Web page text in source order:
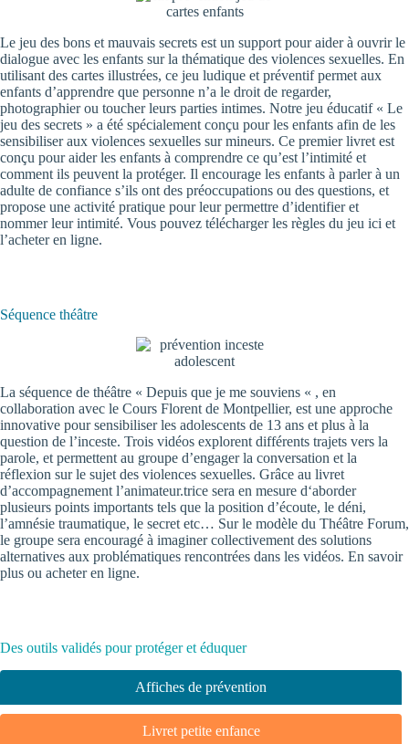
Le jeu des bons et mauvais secrets est un support pour aider à ouvrir le
dialogue avec les enfants sur la thématique des violences sexuelles. En
utilisant des cartes illustrées, ce jeu ludique et préventif permet aux
enfants d’apprendre que personne n’a le droit de regarder,
photographier ou toucher leurs parties intimes. Notre jeu éducatif « Le
jeu des secrets » a été spécialement conçu pour les enfants afin de les
sensibiliser aux violences sexuelles sur mineurs. Ce premier livret est
conçu pour aider les enfants à comprendre ce qu’est l’intimité et
comment ils peuvent la protéger. Il encourage les enfants à parler à un
adulte de confiance s’ils ont des préoccupations ou des questions, et
propose une activité pratique pour leur permettre d’identifier et
nommer leur intimité. Vous pouvez téléchargerles règles du jeu ici et
l’acheter en ligne.
Séquence théâtre
La séquence de théâtre « Depuis que je me souviens « , en
collaboration avec le Cours Florent de Montpellier, est une approche
innovative pour sensibiliser les adolescents de 13 ans et plus à la
question de l’inceste. Trois vidéos explorent différents trajets vers la
parole, et permettent au groupe d’engager la conversation et la
réflexion sur le sujet des violences sexuelles. Grâce au livret
d’accompagnement l’animateur.trice sera en mesure d‘aborder
plusieurs points importants tels que la position d’écoute, le déni,
l’amnésie traumatique, le secret etc… Sur le modèle du Théâtre Forum,
le groupe sera encouragé à imaginer collectivement des solutions
alternatives aux problématiques rencontrées dans les vidéos. En savoir
plus ou acheter en ligne.
Des outils validés pour protéger et éduquer
Affiches de prévention
Livret petite enfance